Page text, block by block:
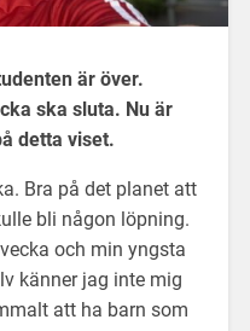
är över.
ska sluta. Nu är
detta viset.
Bra på det planet att
bli någon löpning.
och min yngsta
känner jag inte mig
att ha barn som